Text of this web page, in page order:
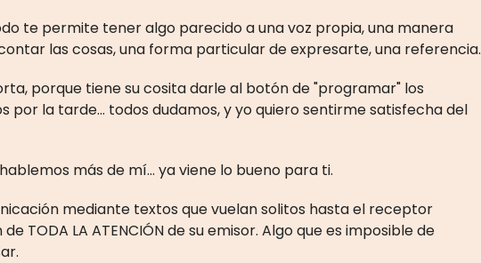
te permite tener algo parecido a una voz propia, una manera
las cosas, una forma particular de expresarte, una referencia.
porque tiene su cosita darle al botón de "programar" los
por la tarde... todos dudamos, y yo quiero sentirme satisfecha del
más de mí... ya viene lo bueno para ti.
mediante textos que vuelan solitos hasta el receptor
TODA LA ATENCIÓN de su emisor. Algo que es imposible de